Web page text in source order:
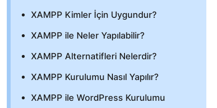
XAMPP Kimler İçin Uygundur?
XAMPP ile Neler Yapılabilir?
XAMPP Alternatifleri Nelerdir?
XAMPP Kurulumu Nasıl Yapılır?
XAMPP ile WordPress Kurulumu